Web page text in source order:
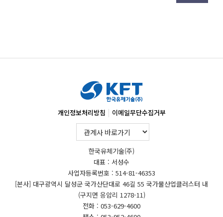
개인정보처리방침 이메일무단수집거부
한국유체기술(주)
대표 : 서성수
사업자등록번호 : 514-81-46353
[본사] 대구광역시 달성군 국가산단대로 46길 55 국가물산업클러스터 내
(구지면 응암리 1278-11)
전화 : 053-629-4600